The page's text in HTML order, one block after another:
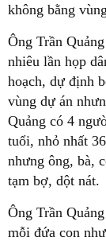
không bằng
Ông Trần
nhiêu lần họp
hoạch, dự định
vùng dự án
Quảng có 4
tuổi, nhỏ nhất
nhưng ông, bà,
tạm bợ, dột nát.
Ông Trần
mỗi đứa con